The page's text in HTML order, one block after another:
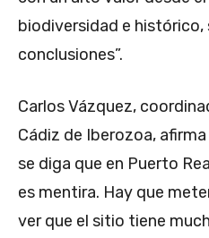
biodiversidad e histórico,
conclusiones”.
Carlos Vázquez,
Cádiz de Iberozoa,
se diga que en Puerto
es mentira. Hay que
ver que el sitio tiene